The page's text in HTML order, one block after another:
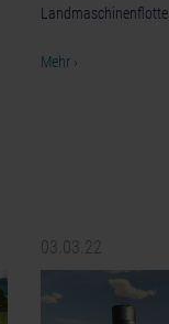
Landmaschinenflotte.
Mehr ›
03.03.22